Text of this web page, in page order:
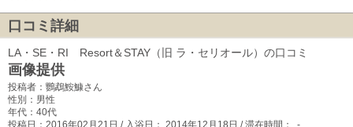
口コミ詳細
LA・SE・RI Resort＆STAY（旧 ラ・セリオール）の口コミ
画像提供
投稿者：鸚鵡鮟鱇さん
性別：男性
年代：40代
投稿日：2016年02月21日 / 入浴日： 2014年12月18日 / 滞在時間： -